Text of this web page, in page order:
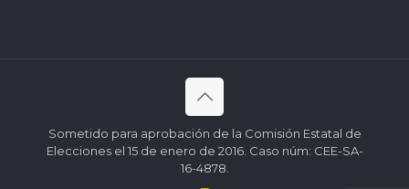
Sometido para aprobación de la Comisión Estatal de
Elecciones el 15 de enero de 2016. Caso núm: CEE-SA-
16-4878.